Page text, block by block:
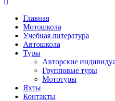
Главная
Мотошкола
Учебная литература
Автошкола
Туры
Авторские
Групповые туры
Мототуры
Яхты
Контакты